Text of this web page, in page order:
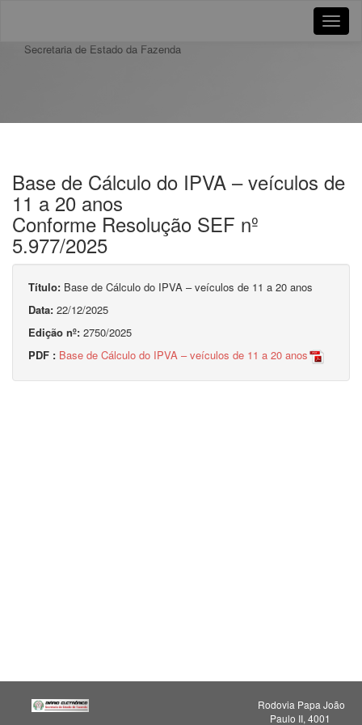
Toggle
Secretaria de Estado da Fazenda
Base de Cálculo do IPVA – veículos de
11 a 20 anos
Conforme Resolução SEF nº
5.977/2025
Título: Base de Cálculo do IPVA – veículos de 11 a 20 anos
Data: 22/12/2025
Edição nº: 2750/2025
PDF : Base de Cálculo do IPVA – veículos de 11 a 20 anos
Rodovia Papa João
Paulo II, 4001